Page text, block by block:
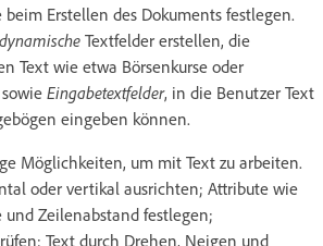
Erstellen des Dokuments festlegen.
dynamische Textfelder erstellen, die
Text wie etwa Börsenkurse oder
Eingabetextfelder, in die Benutzer Text
eingeben können.
Möglichkeiten, um mit Text zu arbeiten.
oder vertikal ausrichten; Attribute wie
Zeilenabstand festlegen;
Text durch Drehen, Neigen und